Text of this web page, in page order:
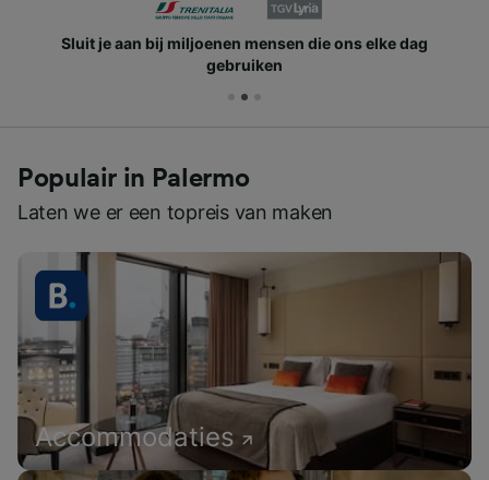
Sluit je aan bij miljoenen mensen die ons elke dag
gebruiken
Populair in Palermo
Laten we er een topreis van maken
Accommodaties